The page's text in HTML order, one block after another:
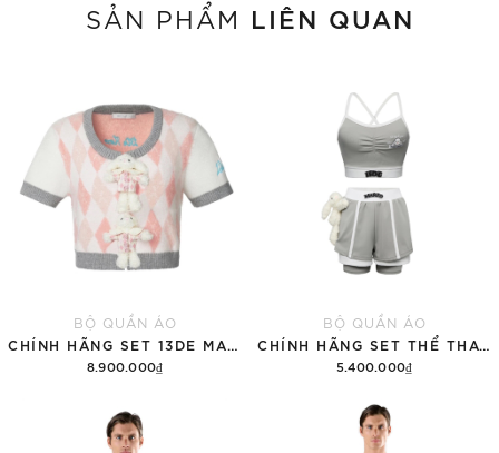
SẢN PHẨM LIÊN QUAN
BỘ QUẦN ÁO
8.900.000₫
BỘ QUẦN ÁO
5.400.000₫
Thêm vào giỏ hàng